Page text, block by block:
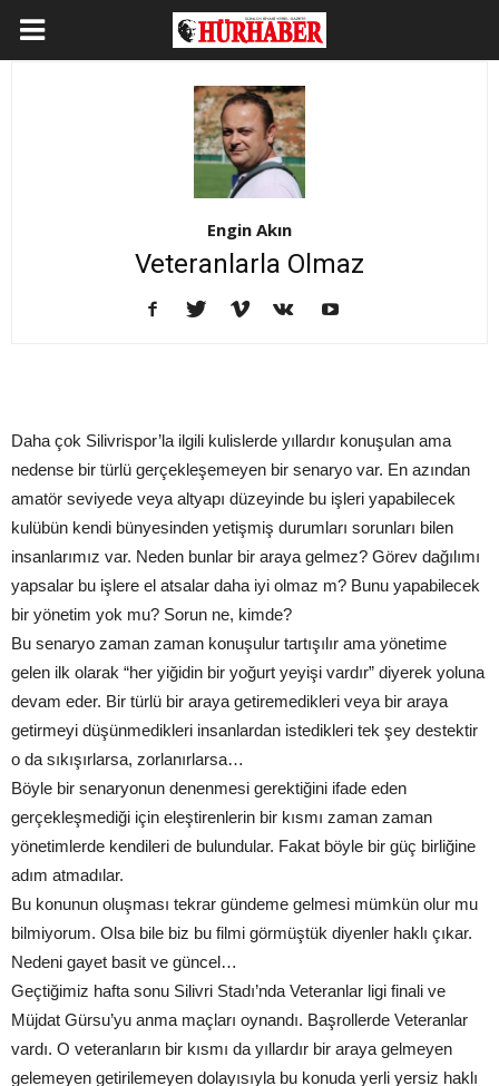
Engin Akın
Veteranlarla Olmaz
Daha çok Silivrispor’la ilgili kulislerde yıllardır konuşulan ama
nedense bir türlü gerçekleşemeyen bir senaryo var. En azından
amatör seviyede veya altyapı düzeyinde bu işleri yapabilecek
kulübün kendi bünyesinden yetişmiş durumları sorunları bilen
insanlarımız var. Neden bunlar bir araya gelmez? Görev dağılımı
yapsalar bu işlere el atsalar daha iyi olmaz m? Bunu yapabilecek
bir yönetim yok mu? Sorun ne, kimde?
Bu senaryo zaman zaman konuşulur tartışılır ama yönetime
gelen ilk olarak “her yiğidin bir yoğurt yeyişi vardır” diyerek yoluna
devam eder. Bir türlü bir araya getiremedikleri veya bir araya
getirmeyi düşünmedikleri insanlardan istedikleri tek şey destektir
o da sıkışırlarsa, zorlanırlarsa…
Böyle bir senaryonun denenmesi gerektiğini ifade eden
gerçekleşmediği için eleştirenlerin bir kısmı zaman zaman
yönetimlerde kendileri de bulundular. Fakat böyle bir güç birliğine
adım atmadılar.
Bu konunun oluşması tekrar gündeme gelmesi mümkün olur mu
bilmiyorum. Olsa bile biz bu filmi görmüştük diyenler haklı çıkar.
Nedeni gayet basit ve güncel…
Geçtiğimiz hafta sonu Silivri Stadı’nda Veteranlar ligi finali ve
Müjdat Gürsu’yu anma maçları oynandı. Başrollerde Veteranlar
vardı. O veteranların bir kısmı da yıllardır bir araya gelmeyen
gelemeyen getirilemeyen dolayısıyla bu konuda yerli yersiz haklı